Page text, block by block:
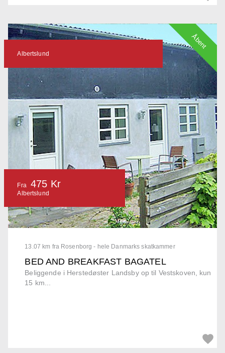
13.07 km fra Rosenborg - hele Danmarks skatkammer
BED AND BREAKFAST BAGATEL
Beliggende i Herstedøster Landsby op til Vestskoven, kun
15 km...
Albertslund
Fra 475 Kr
Albertslund
Åbent